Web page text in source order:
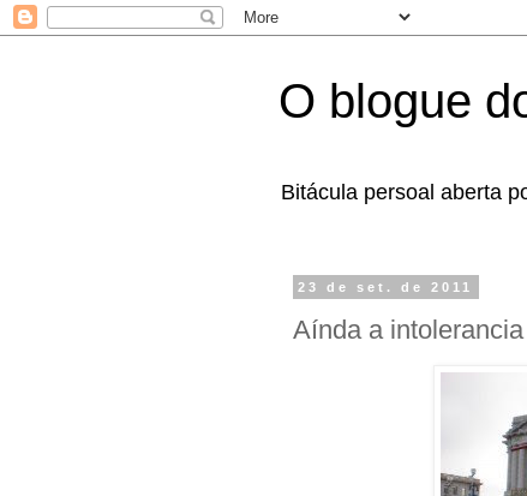
O blogue
Bitácula persoal aberta
23 de set. de 2011
Aínda a intolerancia